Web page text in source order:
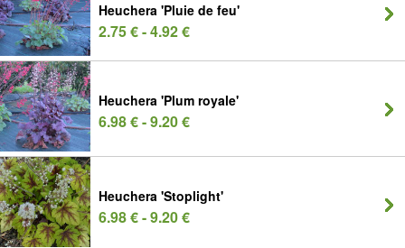
Heuchera 'Pluie de feu'
2.75 € - 4.92 €
Heuchera 'Plum royale'
6.98 € - 9.20 €
Heuchera 'Stoplight'
6.98 € - 9.20 €